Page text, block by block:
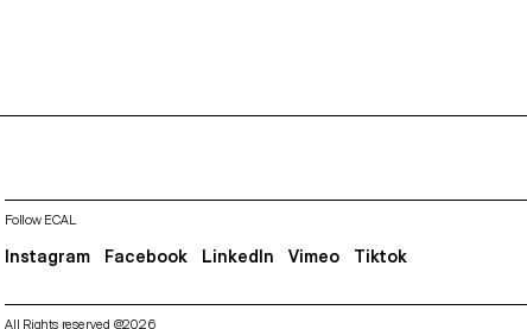
Follow ECAL
Instagram Facebook LinkedIn Vimeo Tiktok
All Rights reserved @2026